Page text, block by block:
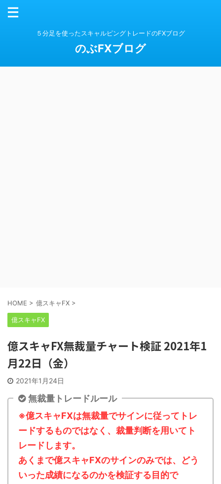
５分足を使ったスキャルピングトレードのFXブログ
のぶFXブログ
HOME > 億スキャFX >
億スキャFX
億スキャFX無裁量チャート検証 2021年1
月22日（金）
2021年1月24日
無裁量トレードルール
※億スキャFXは無裁量でサインに従ってトレ
ードするものではなく、裁量判断を用いてト
レードします。
あくまで億スキャFXのサインのみでは、どう
いった成績になるのかを検証する目的で